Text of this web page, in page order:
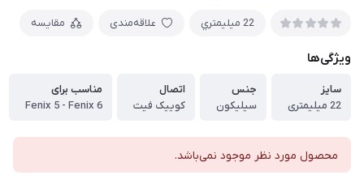
22 ميليمتري علاقه‌مندی مقایسه
ویژگی‌ها
سایز
22 میلیمتری
جنس
سیلیکون
اتصال
کوییک فیت
مناسب برای
Fenix 5 - Fenix 6
محصول مورد نظر موجود نمی‌باشد.